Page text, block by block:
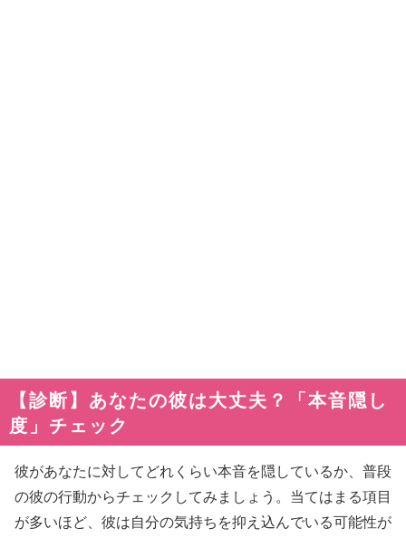
【診断】あなたの彼は大丈夫？「本音隠し
度」チェック
彼があなたに対してどれくらい本音を隠しているか、普段
の彼の行動からチェックしてみましょう。当てはまる項目
が多いほど、彼は自分の気持ちを抑え込んでいる可能性が